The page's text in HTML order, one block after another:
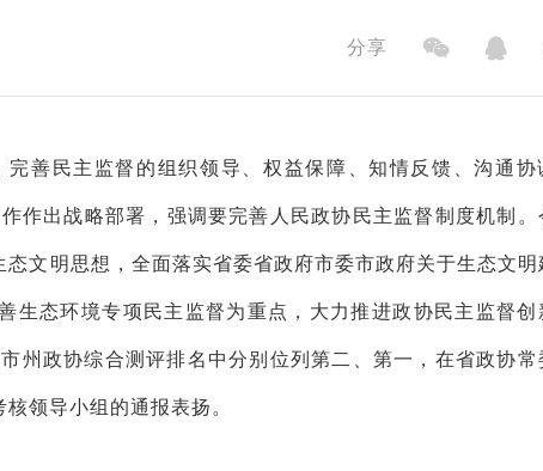
分享
善民主监督的组织领导、权益保障、知情反馈、沟通协
作出战略部署，强调要完善人民政协民主监督制度机制。
文明思想，全面落实省委省政府市委市政府关于生态文明
生态环境专项民主监督为重点，大力推进政协民主监督创
州政协综合测评排名中分别位列第二、第一，在省政协常
领导小组的通报表扬。